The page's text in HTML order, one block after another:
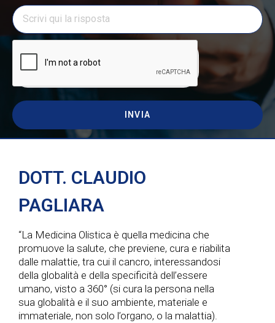
INVIA
DOTT. CLAUDIO
PAGLIARA
“La Medicina Olistica è quella medicina che
promuove la salute, che previene, cura e riabilita
dalle malattie, tra cui il cancro, interessandosi
della globalità e della specificità dell’essere
umano, visto a 360° (si cura la persona nella
sua globalità e il suo ambiente, materiale e
immateriale, non solo l’organo, o la malattia).